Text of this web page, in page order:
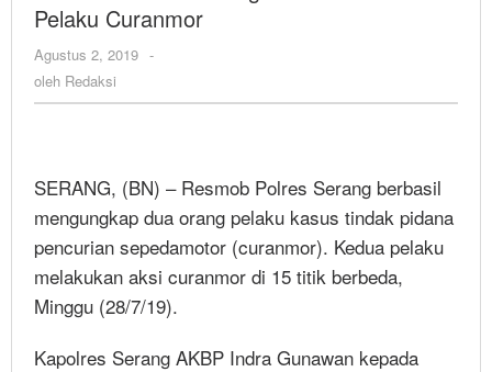
Dua
Pelaku Curanmor
Agustus 2, 2019 oleh
-
oleh Redaksi
SERANG, (BN) – Resmob Polres Serang berbasil
mengungkap dua orang pelaku kasus tindak pidana
pencurian sepedamotor (curanmor). Kedua pelaku
melakukan aksi curanmor di 15 titik berbeda,
Minggu (28/7/19).
Kapolres Serang AKBP Indra Gunawan kepada